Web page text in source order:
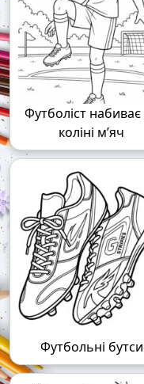
Футболіст набиває
коліні м’яч
Футбольні бутси